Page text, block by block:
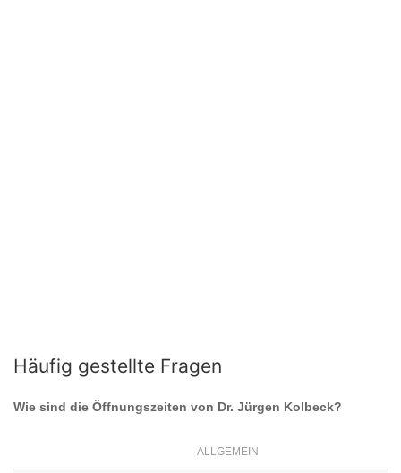
Häufig gestellte Fragen
Wie sind die Öffnungszeiten von Dr. Jürgen Kolbeck?
ALLGEMEIN